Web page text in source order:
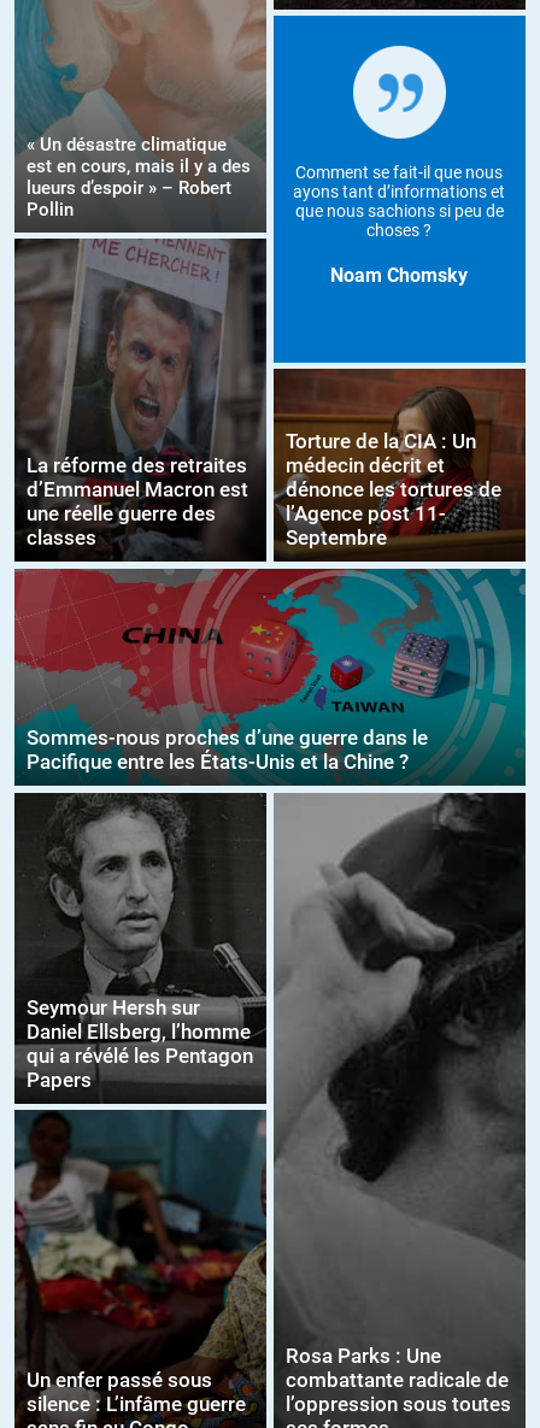
« Un désastre climatique
est en cours, mais il y a des
lueurs d’espoir » – Robert
Pollin
La réforme des retraites
d’Emmanuel Macron est
une réelle guerre des
classes
Comment se fait-il que nous
ayons tant d’informations et
que nous sachions si peu de
choses ?
Noam Chomsky
Torture de la CIA : Un
médecin décrit et
dénonce les tortures de
l’Agence post 11-
Septembre
Sommes-nous proches d’une guerre dans le
Pacifique entre les États-Unis et la Chine ?
Seymour Hersh sur
Daniel Ellsberg, l’homme
qui a révélé les Pentagon
Papers
Un enfer passé sous
silence : L’infâme guerre
Rosa Parks : Une
combattante radicale de
l’oppression sous toutes